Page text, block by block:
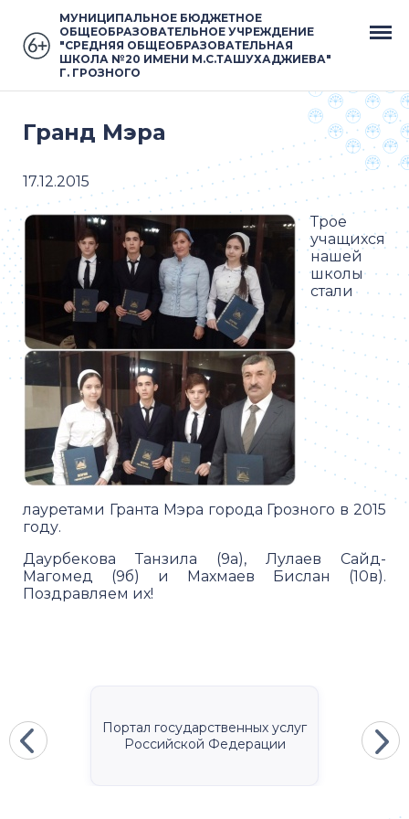
МУНИЦИПАЛЬНОЕ БЮДЖЕТНОЕ
ОБЩЕОБРАЗОВАТЕЛЬНОЕ УЧРЕЖДЕНИЕ
"СРЕДНЯЯ ОБЩЕОБРАЗОВАТЕЛЬНАЯ
ШКОЛА №20 ИМЕНИ М.С.ТАШУХАДЖИЕВА"
Г. ГРОЗНОГО
Гранд Мэра
17.12.2015
Трое
учащихся
нашей
школы
стали
лауретами Гранта Мэра города Грозного в 2015
году.
Даурбекова Танзила (9а), Лулаев Сайд-
Магомед (9б) и Махмаев Бислан (10в).
Поздравляем их!
Портал государственных услуг
Российской Федерации